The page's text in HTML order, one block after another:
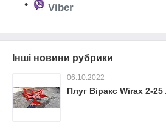
Viber
Інші новини рубрики
06.10.2022
Плуг Віракс Wirax 2-